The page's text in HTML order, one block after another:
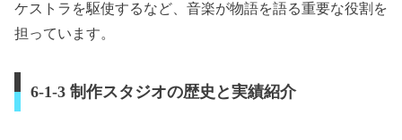
ケストラを駆使するなど、音楽が物語を語る重要な役割を
担っています。
6-1-3 制作スタジオの歴史と実績紹介